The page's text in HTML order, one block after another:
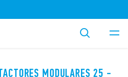
MODULARES 25 -